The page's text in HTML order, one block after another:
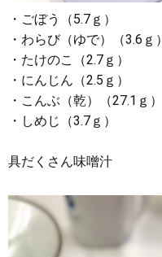
・ごぼう（5.7ｇ）
・わらび（ゆで）（3.6ｇ）
・たけのこ（2.7ｇ）
・にんじん（2.5ｇ）
・こんぶ（乾）（27.1ｇ）
・しめじ（3.7ｇ）
具だくさん味噌汁